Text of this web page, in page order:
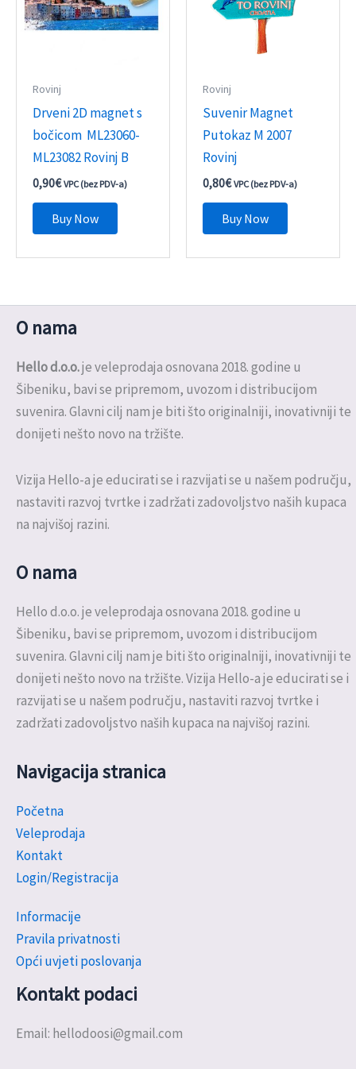
Rovinj
Drveni 2D magnet s
bočicom ML23060-
ML23082 Rovinj B
0,90€ VPC (bez PDV-a)
Buy Now
Rovinj
Suvenir Magnet
Putokaz M 2007
Rovinj
0,80€ VPC (bez PDV-a)
Buy Now
O nama
Hello d.o.o.je veleprodaja osnovana 2018. godine u
Šibeniku, bavi se pripremom, uvozom i distribucijom
suvenira. Glavni cilj nam je biti što originalniji, inovativniji te
donijeti nešto novo na tržište.
Vizija Hello-a je educirati se i razvijati se u našem području,
nastaviti razvoj tvrtke i zadržati zadovoljstvo naših kupaca
na najvišoj razini.
O nama
Hello d.o.o. je veleprodaja osnovana 2018. godine u
Šibeniku, bavi se pripremom, uvozom i distribucijom
suvenira. Glavni cilj nam je biti što originalniji, inovativniji te
donijeti nešto novo na tržište. Vizija Hello-a je educirati se i
razvijati se u našem području, nastaviti razvoj tvrtke i
zadržati zadovoljstvo naših kupaca na najvišoj razini.
Navigacija stranica
Početna
Veleprodaja
Kontakt
Login/Registracija
Informacije
Pravila privatnosti
Opći uvjeti poslovanja
Kontakt podaci
Email: hellodoosi@gmail.com